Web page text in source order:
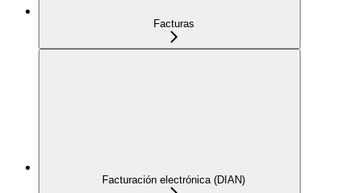
Facturas
Facturación electrónica (DIAN)